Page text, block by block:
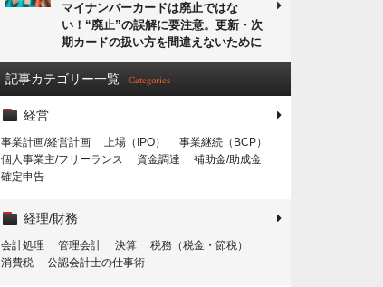
マイナンバーカードは廃止ではな
い！“廃止”の誤解に要注意。更新・次
期カードの扱い方を間違えないために
記事カテゴリー一覧 - Categories -
経営
事業計画/経営計画 上場（IPO）
事業継続（BCP）
個人事業主/フリーランス
資金調達
補助金/助成金
確定申告
経理/財務
会計処理 管理会計 決算
税務（税金・節税）
消費税
公認会計士の仕事術